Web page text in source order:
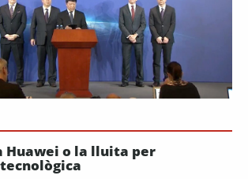
Huawei o la lluita per